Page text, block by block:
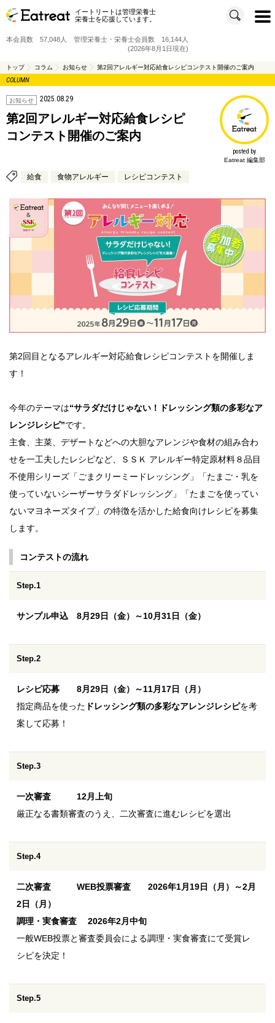
イートリートは管理栄養士
栄養士を応援しています。
t
o
i
a
o
n
本会員数 57,048人 管理栄養士・栄養士会員数 16,144人
(2026年8月1日現在)
トップ コラム お知らせ 第2回アレルギー対応給食レシピコンテスト開催のご案内
COLUMN
お知らせ 2025.08.29
第2回アレルギー対応給食レシピ
コンテスト開催のご案内
posted by
Eatreat 編集部
給食 食物アレルギー レシピコンテスト
第2回目となるアレルギー対応給食レシピコンテストを開催しま
す！
今年のテーマは“サラダだけじゃない！ドレッシング類の多彩なア
レンジレシピ”です。
主食、主菜、デザートなどへの大胆なアレンジや食材の組み合わ
せを一工夫したレシピなど、ＳＳＫ アレルギー特定原材料８品目
不使用シリーズ「ごまクリーミードレッシング」「たまご・乳を
使っていないシーザーサラダドレッシング」「たまごを使ってい
ないマヨネーズタイプ」の特徴を活かした給食向けレシピを募集
します。
コンテストの流れ
Step.1
サンプル申込 8月29日（金）～10月31日（金）
Step.2
レシピ応募 8月29日（金）～11月17日（月）
指定商品を使った ドレッシング類の多彩なアレンジレシピを考
案して応募！
Step.3
一次審査 12月上旬
厳正なる書類審査のうえ、二次審査に進むレシピを選出
Step.4
二次審査 WEB投票審査 2026年1月19日（月）～2月
2日（月）
調理・実食審査 2026年2月中旬
一般WEB投票と審査委員会による調理・実食審査にて受賞レ
シピを決定！
Step.5